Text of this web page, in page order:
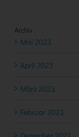
Archiv
Mai 2023
April 2023
März 2023
Februar 2023